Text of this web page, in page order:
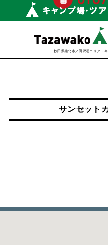
秋田県仙北市／田沢湖エリア・
サンセット